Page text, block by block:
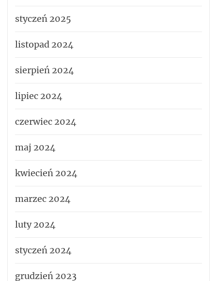
styczeń 2025
listopad 2024
sierpień 2024
lipiec 2024
czerwiec 2024
maj 2024
kwiecień 2024
marzec 2024
luty 2024
styczeń 2024
grudzień 2023